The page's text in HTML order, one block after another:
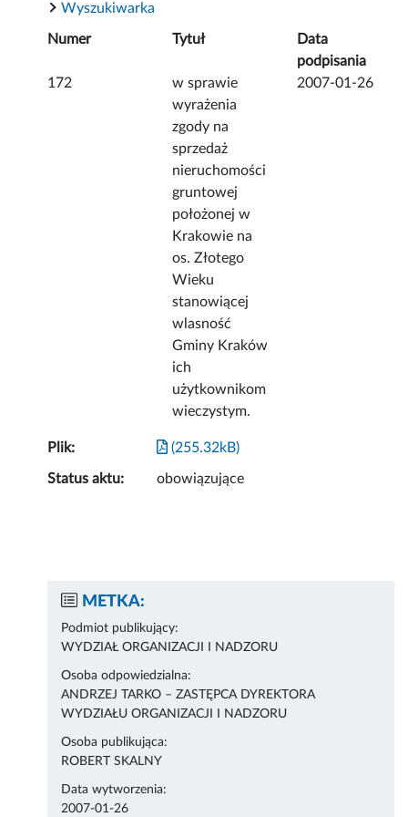
Wyszukiwarka
Numer Tytuł
Data
podpisania
172
w sprawie
wyrażenia
zgody na
sprzedaż
nieruchomości
gruntowej
położonej w
Krakowie na
os. Złotego
Wieku
stanowiącej
wlasność
Gminy Kraków
ich
użytkownikom
wieczystym.
2007-01-26
Plik: (255.32kB)
Status aktu: obowiązujące
METKA:
Podmiot publikujący:
WYDZIAŁ ORGANIZACJI I NADZORU
Osoba odpowiedzialna:
ANDRZEJ TARKO – ZASTĘPCA DYREKTORA
WYDZIAŁU ORGANIZACJI I NADZORU
Osoba publikująca:
ROBERT SKALNY
Data wytworzenia:
2007-01-26